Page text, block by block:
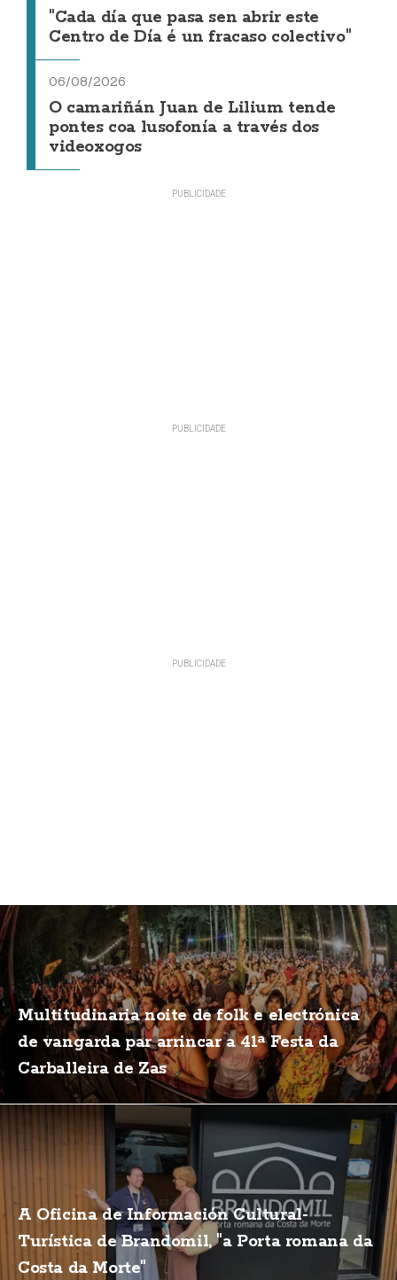
"Cada día que pasa sen abrir este
Centro de Día é un fracaso colectivo"
06/08/2026
O camariñán Juan de Lilium tende
pontes coa lusofonía a través dos
videoxogos
Multitudinaria noite de folk e electrónica
de vangarda par arrincar a 41ª Festa da
Carballeira de Zas
A Oficina de Información Cultural-
Turística de Brandomil, "a Porta romana da
Costa da Morte"